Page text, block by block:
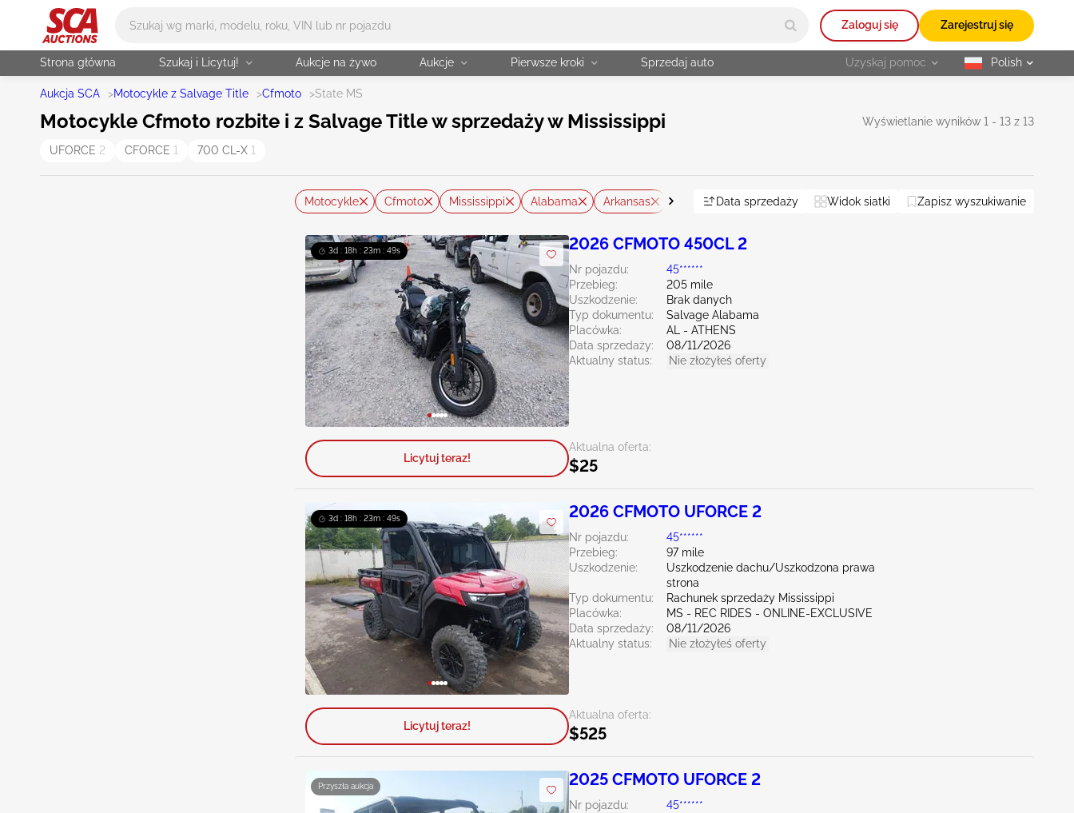
Zaloguj się Zarejestruj się
Strona główna Szukaj i Licytuj! Aukcje na żywo Aukcje Pierwsze kroki Sprzedaj auto Uzyskaj pomoc selected
Polish
Aukcja SCA >Motocykle z Salvage Title >Cfmoto >State MS
Motocykle Cfmoto rozbite i z Salvage Title w sprzedaży w Mississippi Wyświetlanie wyników 1 - 13 z 13
UFORCE 2 CFORCE 1 700 CL-X 1
Motocykle Cfmoto Mississippi Alabama Arkansas Louisiana Tennessee Zresetuj wszystko
Data sprzedaży Widok siatki Zapisz wyszukiwanie
3d : 18h : 23m : 48s 2026 CFMOTO 450CL 2
Nr pojazdu:
45******
Przebieg:
205 mile
Uszkodzenie:
Brak danych
Typ dokumentu:
Salvage Alabama
Placówka:
AL - ATHENS
Data sprzedaży:
08/11/2026
Aktualny status:
Nie złożyłeś oferty
Aktualna oferta:
$25
Licytuj teraz!
3d : 18h : 23m : 48s 2026 CFMOTO UFORCE 2
Nr pojazdu:
45******
Przebieg:
97 mile
Uszkodzenie:
Uszkodzenie dachu/Uszkodzona prawa
strona
Typ dokumentu:
Rachunek sprzedaży Mississippi
Placówka:
MS - REC RIDES - ONLINE-EXCLUSIVE
Data sprzedaży:
08/11/2026
Aktualny status:
Nie złożyłeś oferty
Aktualna oferta:
$525
Licytuj teraz!
Przyszła aukcja 2025 CFMOTO UFORCE 2
Nr pojazdu:
45******